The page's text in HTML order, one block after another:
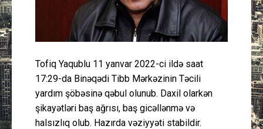
İdman
Layihə
Gündəm
Cəmiyyət
Tofiq Yaqublu 11 yanvar 2022-ci ildə saat
17:29-da Binəqədi Tibb Mərkəzinin Təcili
yardım şöbəsinə qəbul olunub. Daxil olarkən
şikayətləri baş ağrısı, baş gicəllənmə və
halsızlıq olub. Hazırda vəziyyəti stabildir.